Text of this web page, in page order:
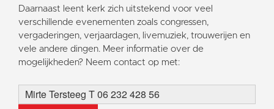
Daarnaast leent kerk zich uitstekend voor veel
verschillende evenementen zoals congressen,
vergaderingen, verjaardagen, livemuziek, trouwerijen en
vele andere dingen. Meer informatie over de
mogelijkheden? Neem contact op met:
Mirte Tersteeg T 06 232 428 56